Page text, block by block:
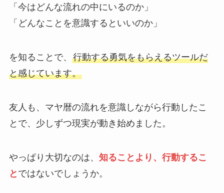
「今はどんな流れの中にいるのか」
「どんなことを意識するといいのか」
を知ることで、 行動する勇気をもらえるツールだ
と感じています。
友人も、マヤ暦の流れを意識しながら行動したこ
とで、少しずつ現実が動き始めました。
やっぱり大切なのは、 知ることより、行動するこ
と ではないでしょうか。